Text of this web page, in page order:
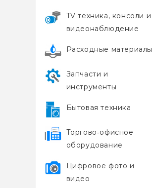
TV техника, консоли и
видеонаблюдение
Расходные материалы
Запчасти и
инструменты
Бытовая техника
Торгово‑офисное
оборудование
Цифровое фото и
видео